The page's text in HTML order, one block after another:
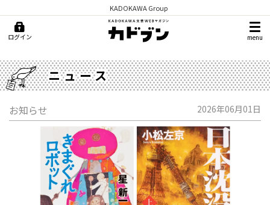
KADOKAWA Group
ログイン menu
ニュース
お知らせ 2026年06月01日